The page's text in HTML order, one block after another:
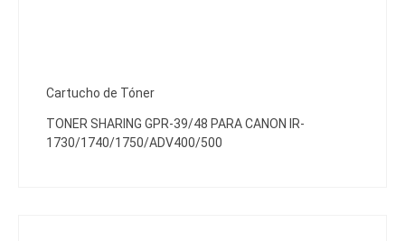
Cartucho de Tóner
TONER SHARING GPR-39/48 PARA CANON IR-
1730/1740/1750/ADV400/500